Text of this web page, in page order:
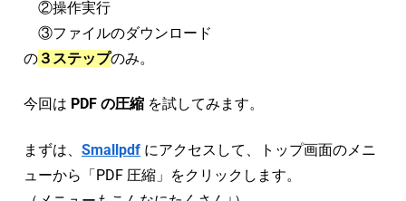
②操作実行
③ファイルのダウンロード
の ３ステップのみ。
今回は PDF の圧縮 を試してみます。
まずは、 Smallpdf にアクセスして、トップ画面のメニ
ューから「PDF 圧縮」をクリックします。